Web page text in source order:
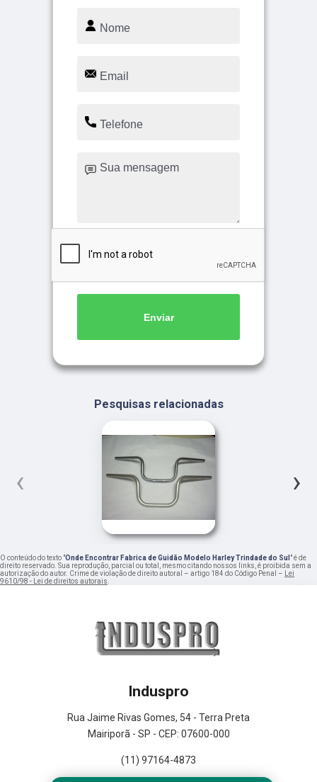
Enviar
Pesquisas relacionadas
‹ ›
O conteúdo do texto "Onde Encontrar Fabrica de Guidão Modelo Harley Trindade do Sul " é de
direito reservado. Sua reprodução, parcial ou total, mesmo citando nossos links, é proibida sem a
autorização do autor. Crime de violação de direito autoral – artigo 184 do Código Penal – Lei
9610/98 - Lei de direitos autorais.
Induspro
Rua Jaime Rivas Gomes, 54 - Terra Preta
Mairiporã - SP - CEP: 07600-000
(11) 97164-4873